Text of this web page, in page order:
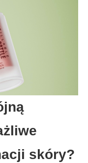
skóry?